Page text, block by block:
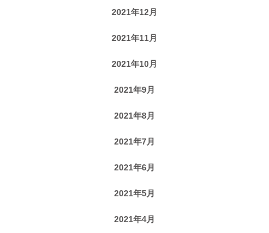
2021年12月
2021年11月
2021年10月
2021年9月
2021年8月
2021年7月
2021年6月
2021年5月
2021年4月